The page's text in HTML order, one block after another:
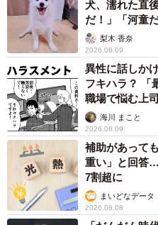
犬、濡れた直
だ！」「河童
梨木 香奈
2026.08.09
異性に話しか
フキハラ？ 「
職場で悩む上
海川 まこと
2026.08.09
補助があって
重い」と回答
7割超に
まいどなデータ
2026.08.08